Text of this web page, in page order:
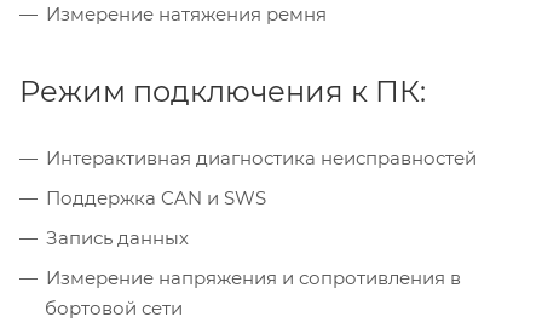
Измерение натяжения ремня
Режим подключения к ПК:
Интерактивная диагностика неисправностей
Поддержка CAN и SWS
Запись данных
Измерение напряжения и сопротивления в
бортовой сети